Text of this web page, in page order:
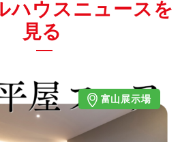
ハウスニュースを
見る
富山展示場